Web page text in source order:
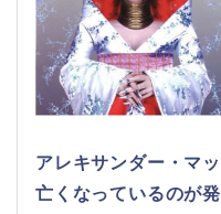
アレキサンダー・マ
亡くなっているのが